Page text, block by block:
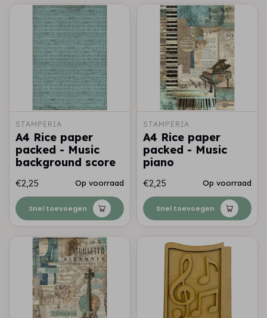
STAMPERIA
A4 Rice paper
packed - Music
background score
€2,25 Op voorraad
Snel toevoegen
STAMPERIA
A4 Rice paper
packed - Music
piano
€2,25 Op voorraad
Snel toevoegen